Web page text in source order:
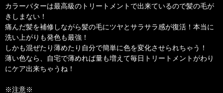
カラーバターは最高級のトリートメントで出来ているので髪の毛が
きしまない！
痛んだ髪を補修しながら髪の毛にツヤとサラサラ感が復活！本当に
洗い上がりも発色も最強！
しかも混ぜたり薄めたり自分で簡単に色を変化させられちゃう！
薄い色なら、自宅で薄めれば量も増えて毎日トリートメントがわり
にケア出来ちゃうね！
※注意※